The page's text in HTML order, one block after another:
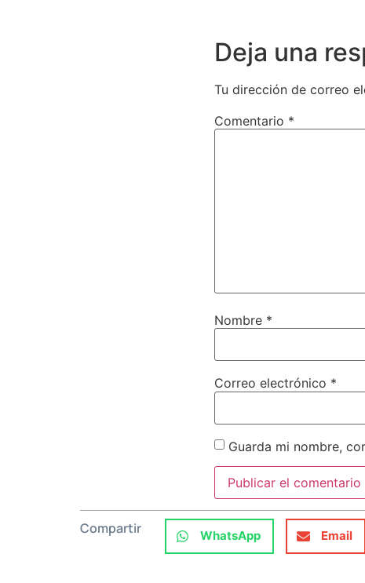
Deja una
Tu dirección de correo
Comentario *
Nombre *
Correo electrónico *
Guarda mi nombre,
Compartir WhatsApp Email